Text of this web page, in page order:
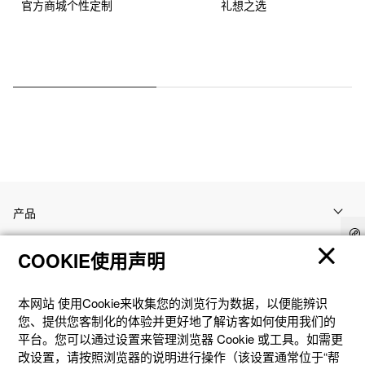
官方商城个性定制 礼想之选
产品
客户支持
资讯
COOKIE使用声明
本网站 使⽤Cookie来收集您的浏览⾏为数据，以便能辨识
您、提供您客制化的体验并更好地了解访客如何使⽤我们的
平台。您可以通过设置来管理浏览器 Cookie 或⼯具。如需更
改设置，请按照浏览器的说明进⾏操作（该设置通常位于“帮